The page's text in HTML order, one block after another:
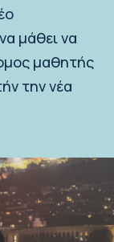
μάθει να
μαθητής
την νέα